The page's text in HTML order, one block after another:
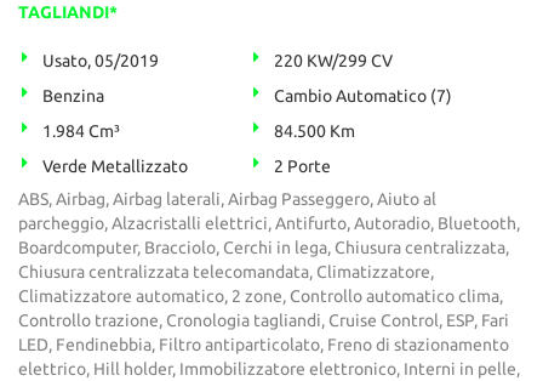
TAGLIANDI*
Usato, 05/2019
220 KW/299 CV
Benzina
Cambio Automatico (7)
1.984 Cm³
84.500 Km
Verde Metallizzato
2 Porte
ABS, Airbag, Airbag laterali, Airbag Passeggero, Aiuto al
parcheggio, Alzacristalli elettrici, Antifurto, Autoradio, Bluetooth,
Boardcomputer, Bracciolo, Cerchi in lega, Chiusura centralizzata,
Chiusura centralizzata telecomandata, Climatizzatore,
Climatizzatore automatico, 2 zone, Controllo automatico clima,
Controllo trazione, Cronologia tagliandi, Cruise Control, ESP, Fari
LED, Fendinebbia, Filtro antiparticolato, Freno di stazionamento
elettrico, Hill holder, Immobilizzatore elettronico, Interni in pelle,